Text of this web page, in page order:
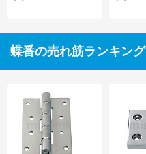
蝶番の売れ筋ランキング